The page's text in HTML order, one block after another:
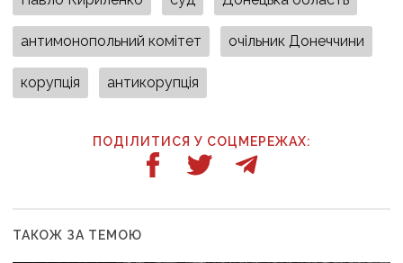
антимонопольний комітет очільник Донеччини
корупція антикорупція
ПОДІЛИТИСЯ У СОЦМЕРЕЖАХ:
ТАКОЖ ЗА ТЕМОЮ